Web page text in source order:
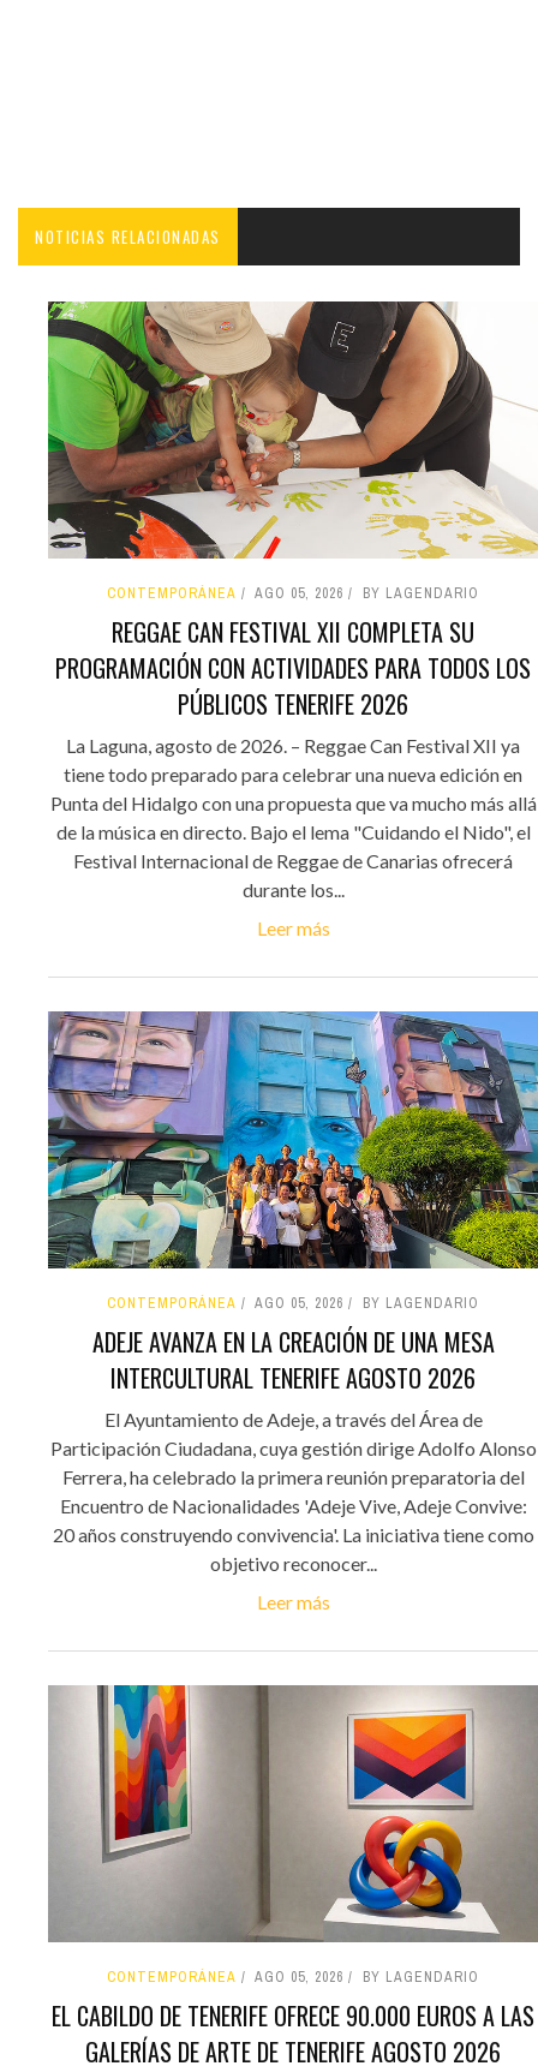
NOTICIAS RELACIONADAS
CONTEMPORÁNEA AGO 05, 2026 BY LAGENDARIO
REGGAE CAN FESTIVAL XII COMPLETA SU
PROGRAMACIÓN CON ACTIVIDADES PARA TODOS LOS
PÚBLICOS TENERIFE 2026
La Laguna, agosto de 2026. – Reggae Can Festival XII ya
tiene todo preparado para celebrar una nueva edición en
Punta del Hidalgo con una propuesta que va mucho más allá
de la música en directo. Bajo el lema "Cuidando el Nido", el
Festival Internacional de Reggae de Canarias ofrecerá
durante los...
Leer más
CONTEMPORÁNEA AGO 05, 2026 BY LAGENDARIO
ADEJE AVANZA EN LA CREACIÓN DE UNA MESA
INTERCULTURAL TENERIFE AGOSTO 2026
El Ayuntamiento de Adeje, a través del Área de
Participación Ciudadana, cuya gestión dirige Adolfo Alonso
Ferrera, ha celebrado la primera reunión preparatoria del
Encuentro de Nacionalidades 'Adeje Vive, Adeje Convive:
20 años construyendo convivencia'. La iniciativa tiene como
objetivo reconocer...
Leer más
CONTEMPORÁNEA AGO 05, 2026 BY LAGENDARIO
EL CABILDO DE TENERIFE OFRECE 90.000 EUROS A LAS
GALERÍAS DE ARTE DE TENERIFE AGOSTO 2026